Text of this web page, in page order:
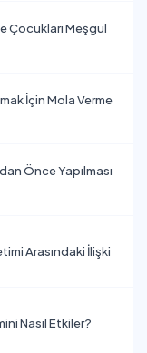
Çocukları Meşgul
İçin Mola Verme
Önce Yapılması
Arasındaki İlişki
Nasıl Etkiler?